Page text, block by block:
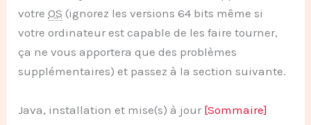
votreOS (ignorez les versions 64 bits même si
votre ordinateur est capable de les faire tourner,
ça ne vous apportera que des problèmes
supplémentaires) et passez à la section suivante.
Java, installation et mise(s) à jour [Sommaire]